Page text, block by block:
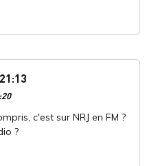
c'est sur NRJ en FM ?
?